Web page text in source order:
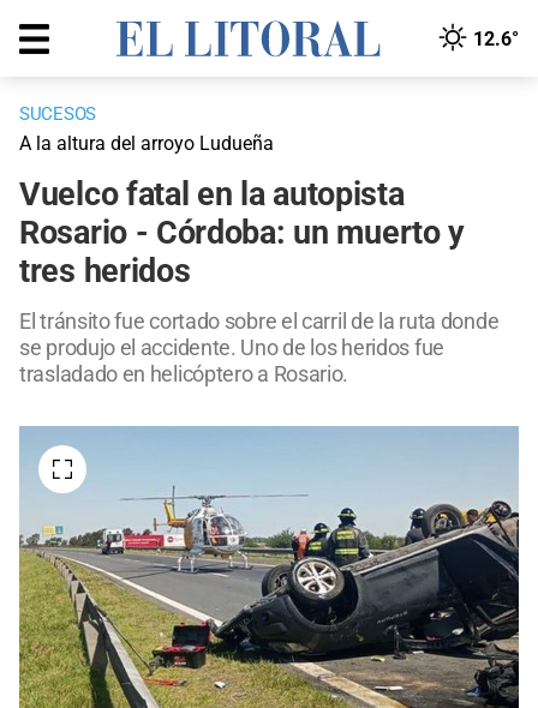
12.6°
SUCESOS
A la altura del arroyo Ludueña
Vuelco fatal en la autopista
Rosario - Córdoba: un muerto y
tres heridos
El tránsito fue cortado sobre el carril de la ruta donde
se produjo el accidente. Uno de los heridos fue
trasladado en helicóptero a Rosario.